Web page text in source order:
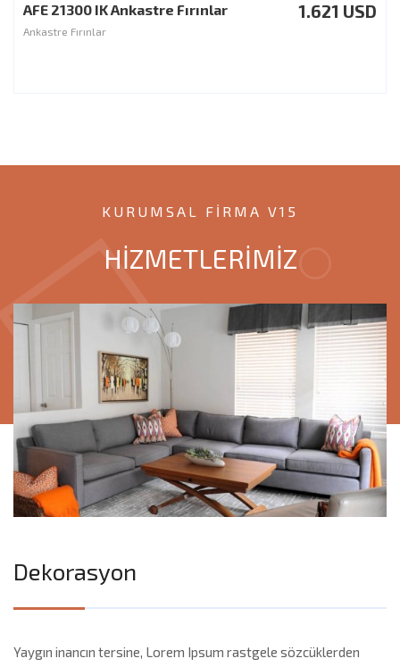
AFE 21300 IK Ankastre Fırınlar
Ankastre Fırınlar
1.621 USD
KURUMSAL FIRMA V15
HİZMETLERİMİZ
Dekorasyon
Yaygın inancın tersine, Lorem Ipsum rastgele sözcüklerden